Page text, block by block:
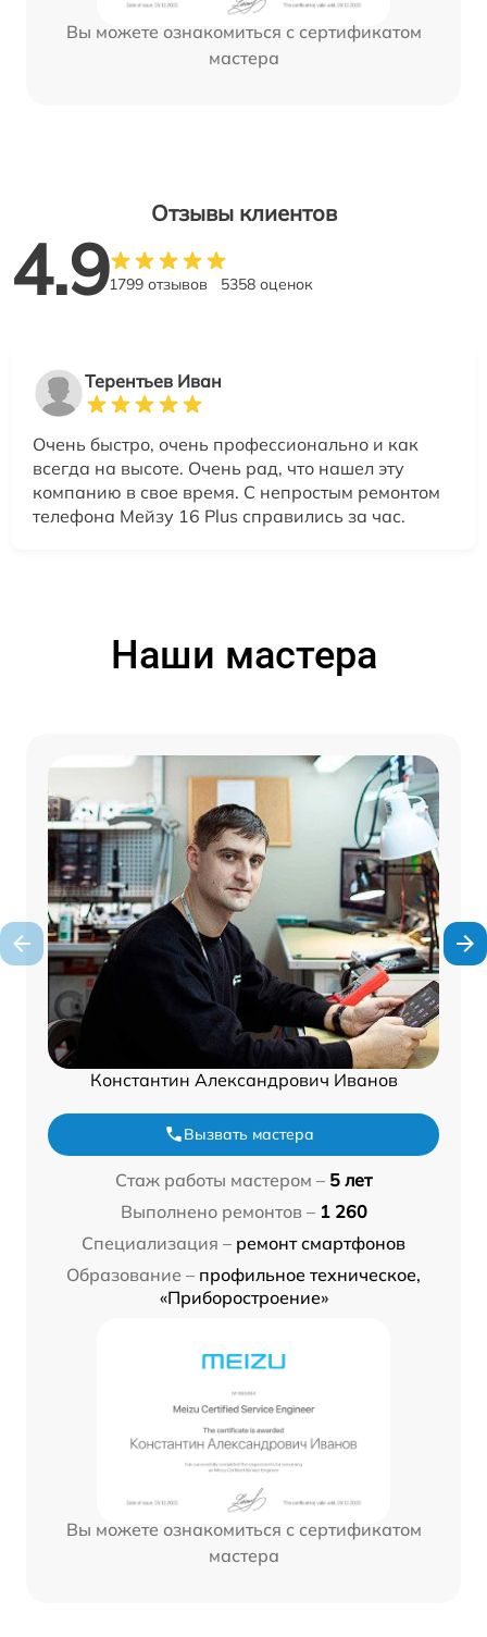
Вы можете ознакомиться с сертификатом
мастера
Отзывы клиентов
4.91799 отзывов 5358 оценок
Терентьев Иван
Очень быстро, очень профессионально и как
всегда на высоте. Очень рад, что нашел эту
компанию в свое время. С непростым ремонтом
телефона Мейзу 16 Plus справились за час.
Наши мастера
Константин Александрович Иванов
Вызвать мастера
Стаж работы мастером – 5 лет
Выполнено ремонтов – 1 260
Специализация – ремонт смартфонов
Образование – профильное техническое,
«Приборостроение»
Вы можете ознакомиться с сертификатом
мастера